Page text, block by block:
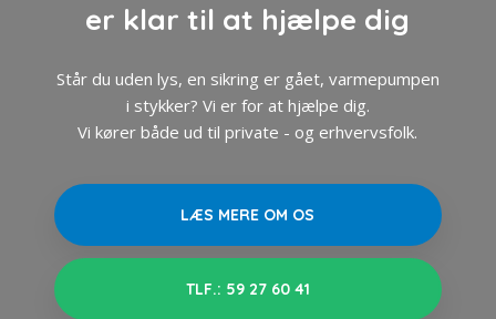
er klar til at hjælpe dig
Står du uden lys, en sikring er gået, varmepumpen
i stykker? Vi er for at hjælpe dig.
​Vi kører både ud til private - og erhvervsfolk.
LÆS MERE OM OS
TLF.: 59 27 60 41​